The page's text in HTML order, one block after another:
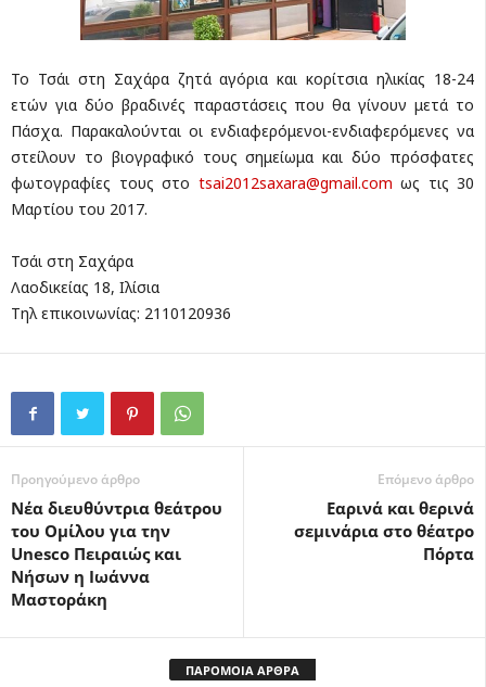
Το Τσάι στη Σαχάρα ζητά αγόρια και κορίτσια ηλικίας 18-24
ετών για δύο βραδινές παραστάσεις που θα γίνουν μετά το
Πάσχα. Παρακαλούνται οι ενδιαφερόμενοι-ενδιαφερόμενες να
στείλουν το βιογραφικό τους σημείωμα και δύο πρόσφατες
φωτογραφίες τους στο tsai2012saxara@gmail.com ως τις 30
Μαρτίου του 2017.
Τσάι στη Σαχάρα
Λαοδικείας 18, Ιλίσια
Τηλ επικοινωνίας: 2110120936
Προηγούμενο άρθρο
Νέα διευθύντρια θεάτρου
του Ομίλου για την
Unesco Πειραιώς και
Νήσων η Ιωάννα
Μαστοράκη
Επόμενο άρθρο
Εαρινά και θερινά
σεμινάρια στο θέατρο
Πόρτα
ΠΑΡΟΜΟΙΑ ΑΡΘΡΑ